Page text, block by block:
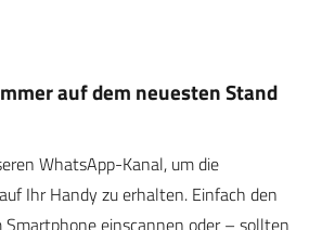
auf dem neuesten Stand
WhatsApp-Kanal, um die
Ihr Handy zu erhalten. Einfach den
Smartphone einscannen oder – sollten